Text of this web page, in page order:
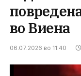
во Виена
06.07.2026 во 11:40